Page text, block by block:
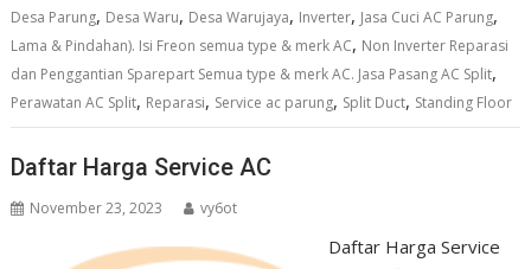
Desa Parung, Desa Waru, Desa Warujaya, Inverter, Jasa Cuci AC Parung,
Lama & Pindahan). Isi Freon semua type & merk AC, Non Inverter Reparasi
dan Penggantian Sparepart Semua type & merk AC. Jasa Pasang AC Split,
Perawatan AC Split, Reparasi, Service ac parung, Split Duct, Standing Floor
Daftar Harga Service AC
November 23, 2023 vy6ot
Daftar Harga Service